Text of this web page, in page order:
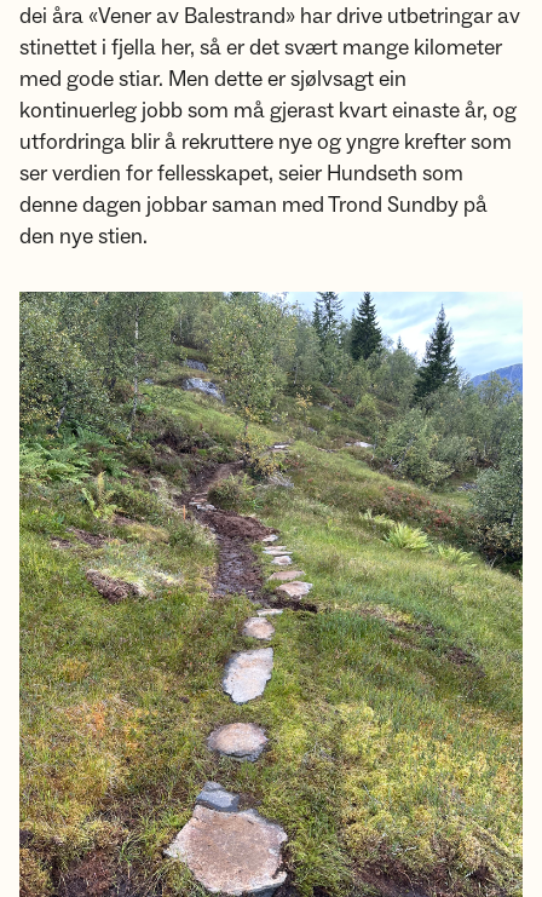
dei åra «Vener av Balestrand» har drive utbetringar av
stinettet i fjella her, så er det svært mange kilometer
med gode stiar. Men dette er sjølvsagt ein
kontinuerleg jobb som må gjerast kvart einaste år, og
utfordringa blir å rekruttere nye og yngre krefter som
ser verdien for fellesskapet, seier Hundseth som
denne dagen jobbar saman med Trond Sundby på
den nye stien.